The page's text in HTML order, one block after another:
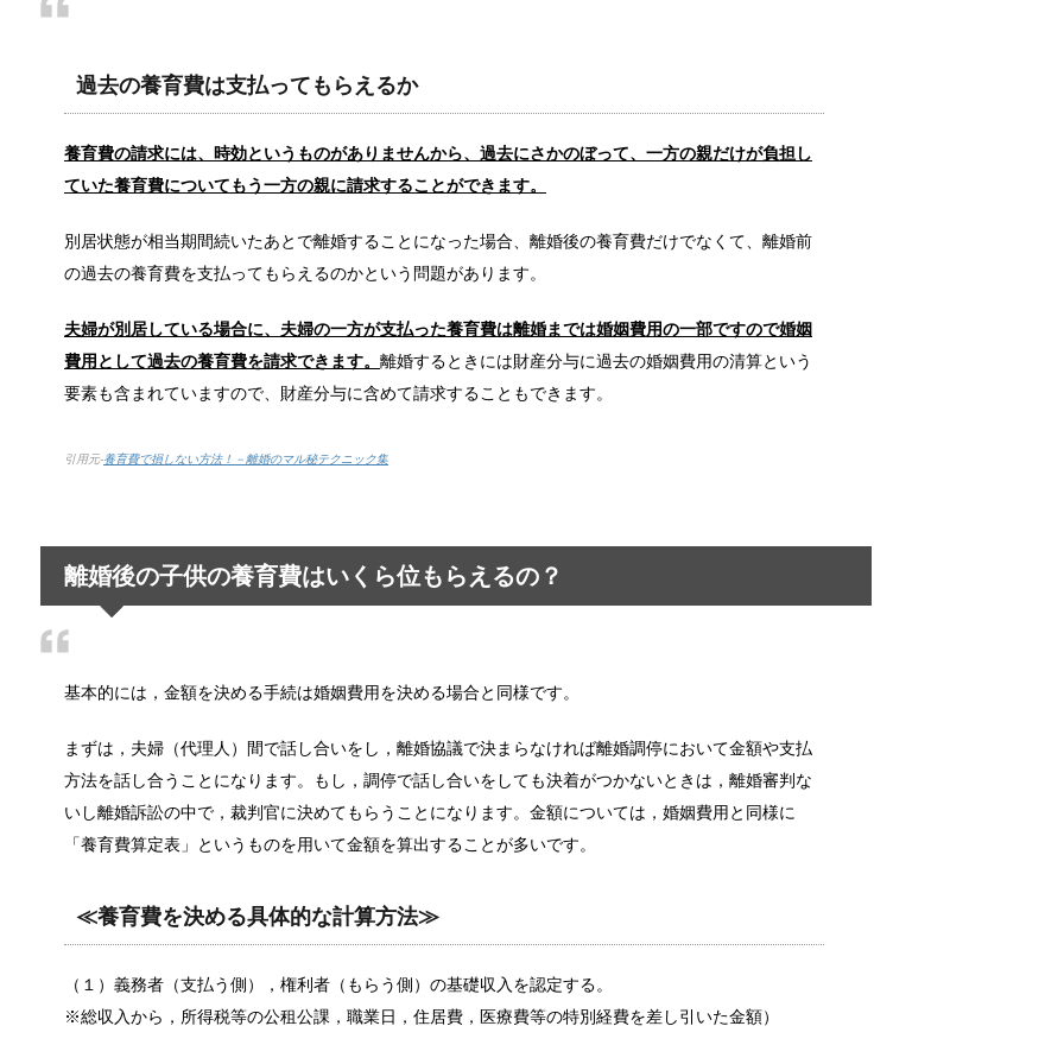
会社の規模より一人当たりの売上!?生き残る為に重要な人間力
旦那が家事にうるさい！夫婦円満に過ごす為のポイントとは？
毎日家事や育児に忙しい女性にとって、家事について口うるさい旦...
車の免許証の取得を履歴書に書くか迷ったら・・迷わず記載を
夫婦の旅行に車中泊という選択も！？ホテルではない非日常
旦那と離婚したい…ブログを参考に今の自分と比較してみては…
旦那との離婚までの顛末を細かく書き記されたブログはたくさんあ...
中学生にもなるとスマホを持つ子供も増えていきます。 そこで...
過去の養育費は支払ってもらえるか
養育費の請求には、時効というものがありませんから、過去にさかのぼって、一方の親だけが負担し
ていた養育費についてもう一方の親に請求することができます。
別居状態が相当期間続いたあとで離婚することになった場合、離婚後の養育費だけでなくて、離婚前
の過去の養育費を支払ってもらえるのかという問題があります。
夫婦が別居している場合に、夫婦の一方が支払った養育費は離婚までは婚姻費用の一部ですので婚姻
費用として過去の養育費を請求できます。 離婚するときには財産分与に過去の婚姻費用の清算という
要素も含まれていますので、財産分与に含めて請求することもできます。
引用元-養育費で損しない方法！－離婚のマル秘テクニック集
離婚後の子供の養育費はいくら位もらえるの？
基本的には，金額を決める手続は婚姻費用を決める場合と同様です。
まずは，夫婦（代理人）間で話し合いをし，離婚協議で決まらなければ離婚調停において金額や支払
方法を話し合うことになります。もし，調停で話し合いをしても決着がつかないときは，離婚審判な
いし離婚訴訟の中で，裁判官に決めてもらうことになります。金額については，婚姻費用と同様に
「養育費算定表」というものを用いて金額を算出することが多いです。
≪養育費を決める具体的な計算方法≫
（１）義務者（支払う側），権利者（もらう側）の基礎収入を認定する。
※総収入から，所得税等の公租公課，職業日，住居費，医療費等の特別経費を差し引いた金額）